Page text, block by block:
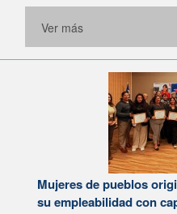
Ver más
Mujeres de pueblos
su empleabilidad con